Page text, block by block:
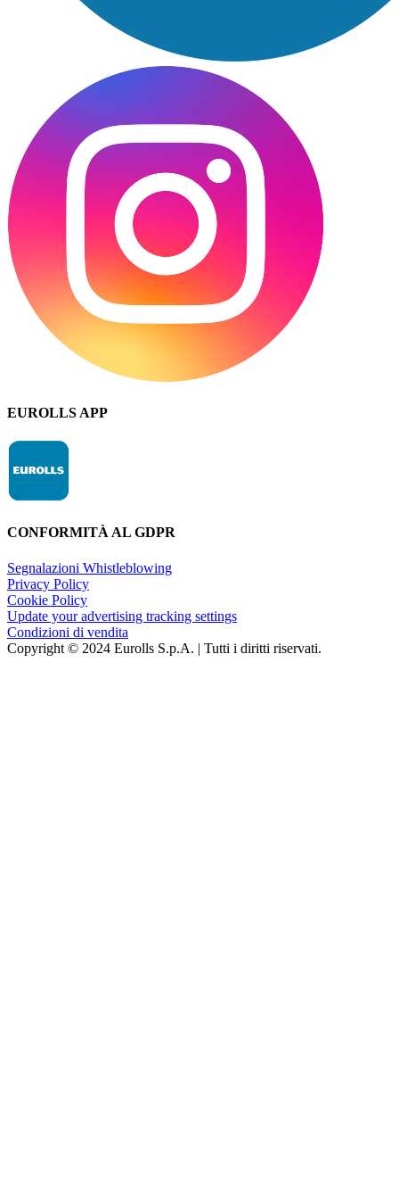
EUROLLS APP
CONFORMITÀ AL GDPR
Segnalazioni Whistleblowing
Privacy Policy
Cookie Policy
Update your advertising tracking settings
Condizioni di vendita
Copyright © 2024 Eurolls S.p.A. | Tutti i diritti riservati.